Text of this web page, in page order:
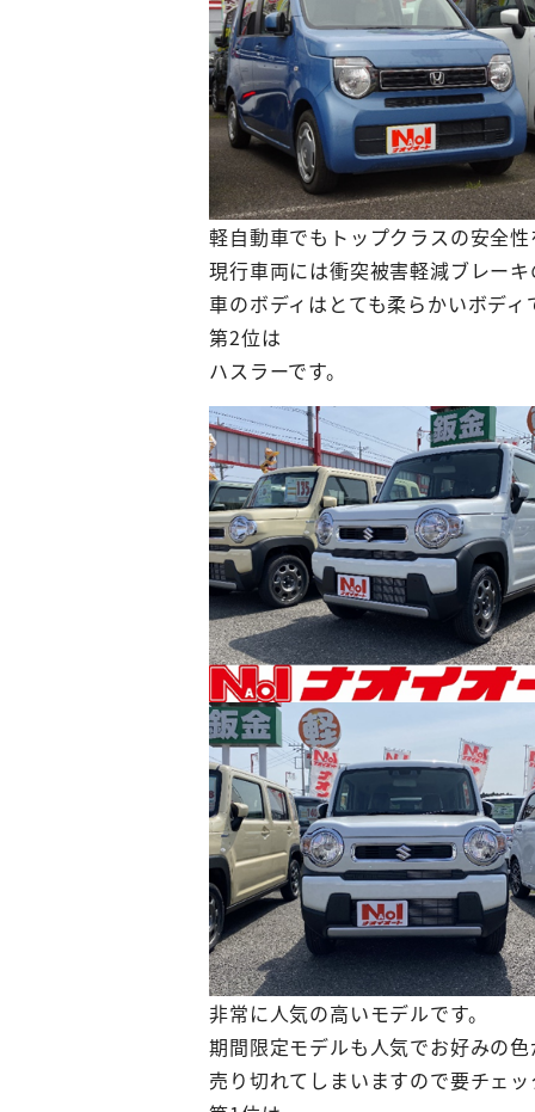
軽自動車でもトップクラスの安全
現行車両には衝突被害軽減ブレー
車のボディはとても柔らかいボデ
第2位は
ハスラーです。
非常に人気の高いモデルです。
期間限定モデルも人気でお好みの
売り切れてしまいますので要チェ